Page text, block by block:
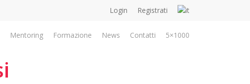
Login Registrati
Mentoring Formazione News Contatti 5×1000